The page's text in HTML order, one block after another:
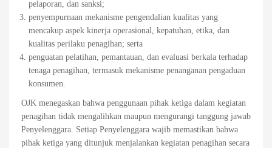
pelaporan, dan sanksi;
penyempurnaan mekanisme pengendalian kualitas yang
mencakup aspek kinerja operasional, kepatuhan, etika, dan
kualitas perilaku penagihan; serta
penguatan pelatihan, pemantauan, dan evaluasi berkala terhadap
tenaga penagihan, termasuk mekanisme penanganan pengaduan
konsumen.
OJK menegaskan bahwa penggunaan pihak ketiga dalam kegiatan
penagihan tidak mengalihkan maupun mengurangi tanggung jawab
Penyelenggara. Setiap Penyelenggara wajib memastikan bahwa
pihak ketiga yang ditunjuk menjalankan kegiatan penagihan secara